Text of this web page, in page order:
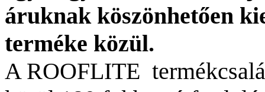
áruknak köszönhetően
terméke közül.
A ROOFLITE